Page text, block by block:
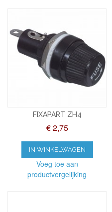
FIXAPART ZH4
€ 2,75
IN WINKELWAGEN
Voeg toe aan
productvergelijking